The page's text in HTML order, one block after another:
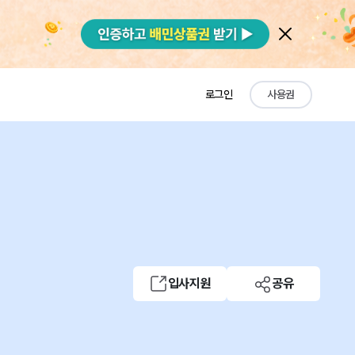
로그인 사용권
입사지원 공유